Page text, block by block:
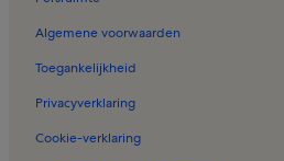
Algemene voorwaarden
Toegankelijkheid
Privacyverklaring
Cookie-verklaring